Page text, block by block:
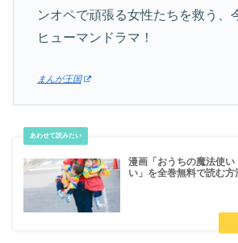
ンオペで頑張る女性たちを救う、
ヒューマンドラマ！
まんが王国
漫画「おうちの魔法使
い」を全巻無料で読む方